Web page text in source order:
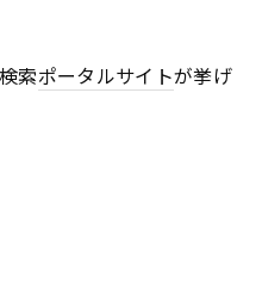
索ポータルサイトが挙げ